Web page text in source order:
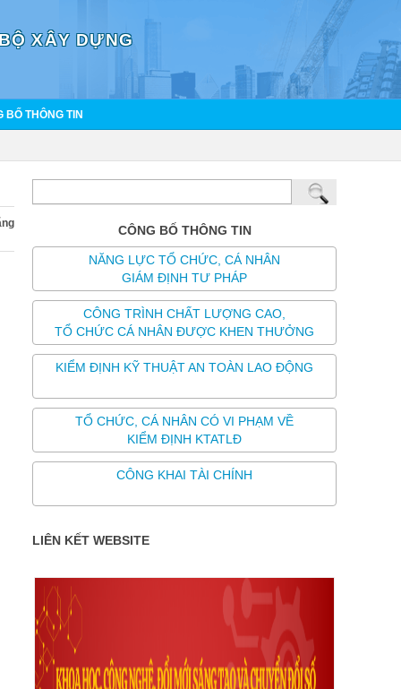
XÂY DỰNG
BỐ THÔNG TIN
CÔNG BỐ THÔNG TIN
NĂNG LỰC TỔ CHỨC, CÁ NHÂN
GIÁM ĐỊNH TƯ PHÁP
CÔNG TRÌNH CHẤT LƯỢNG CAO,
TỔ CHỨC CÁ NHÂN ĐƯỢC KHEN THƯỞNG
KIỂM ĐỊNH KỸ THUẬT AN TOÀN LAO ĐỘNG
TỔ CHỨC, CÁ NHÂN CÓ VI PHẠM VỀ
KIỂM ĐỊNH KTATLĐ
CÔNG KHAI TÀI CHÍNH
LIÊN KẾT WEBSITE